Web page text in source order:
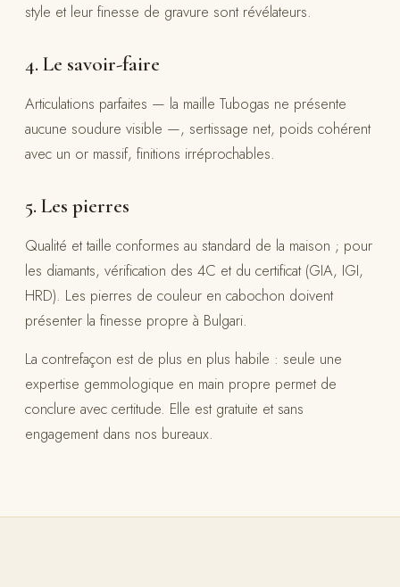
style et leur finesse de gravure sont révélateurs.
4. Le savoir-faire
Articulations parfaites — la maille Tubogas ne présente
aucune soudure visible —, sertissage net, poids cohérent
avec un or massif, finitions irréprochables.
5. Les pierres
Qualité et taille conformes au standard de la maison ; pour
les diamants, vérification des 4C et du certificat (GIA, IGI,
HRD). Les pierres de couleur en cabochon doivent
présenter la finesse propre à Bulgari.
La contrefaçon est de plus en plus habile : seule une
expertise gemmologique en main propre permet de
conclure avec certitude. Elle est gratuite et sans
engagement dans nos bureaux.